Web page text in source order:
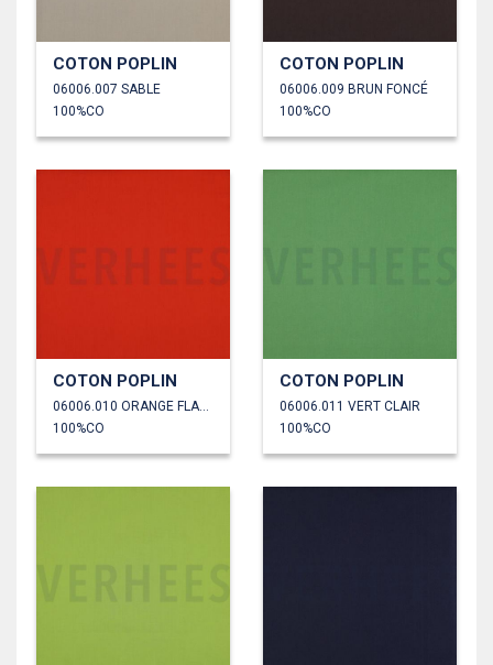
COTON POPLIN
06006.007 SABLE
100%CO
COTON POPLIN
06006.009 BRUN FONCÉ
100%CO
COTON POPLIN
100%CO
COTON POPLIN
06006.011 VERT CLAIR
100%CO